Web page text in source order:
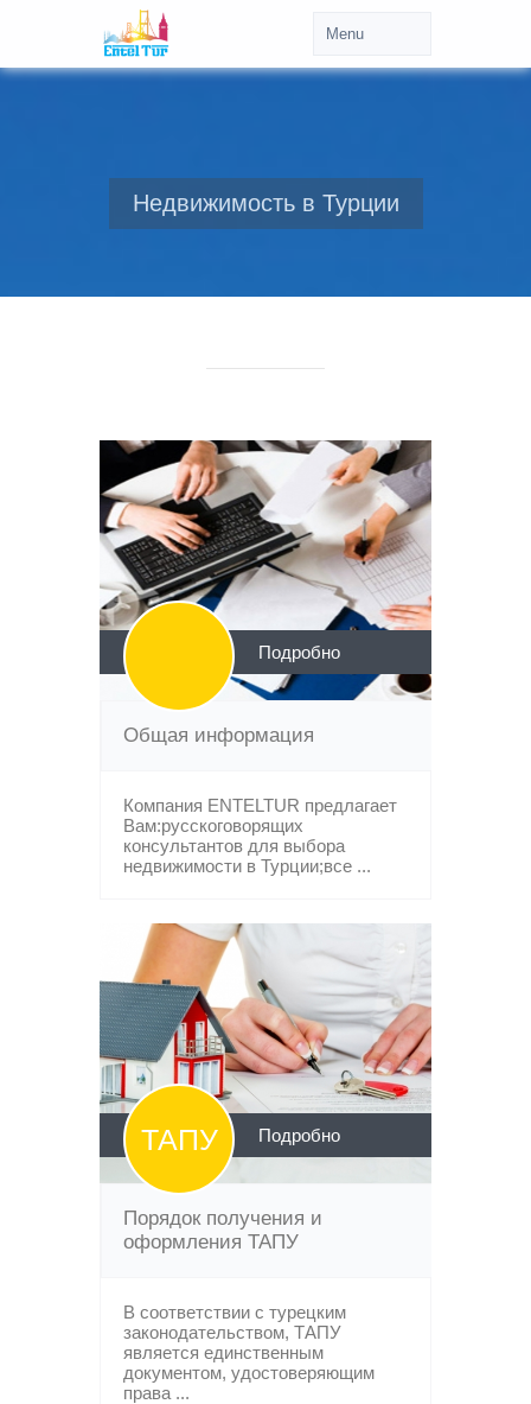
Недвижимость в Турции
Подробно
Общая информация
Компания ENTELTUR предлагает
Вам:русскоговорящих
консультантов для выбора
недвижимости в Турции;все ...
ТАПУ Подробно
Порядок получения и
оформления ТАПУ
В соответствии с турецким
законодательством, ТАПУ
является единственным
документом, удостоверяющим
права ...